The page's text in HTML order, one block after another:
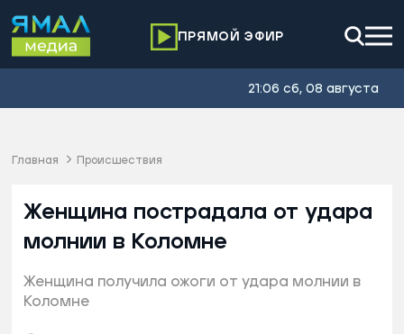
ПРЯМОЙ ЭФИР
21:06 сб, 08 августа
Главная Происшествия
Женщина пострадала от удара
молнии в Коломне
Женщина получила ожоги от удара молнии в
Коломне